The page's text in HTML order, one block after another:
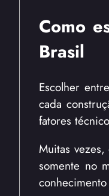
Como
Brasil
Escolher
cada
fatores
Muitas
somente no